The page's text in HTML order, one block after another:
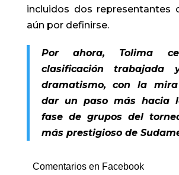
incluidos dos representantes
aún por definirse.
Por ahora, Tolima
clasificación
dramatismo, con la
dar un paso más hacia
fase de grupos del
más prestigioso de
Comentarios en Facebook